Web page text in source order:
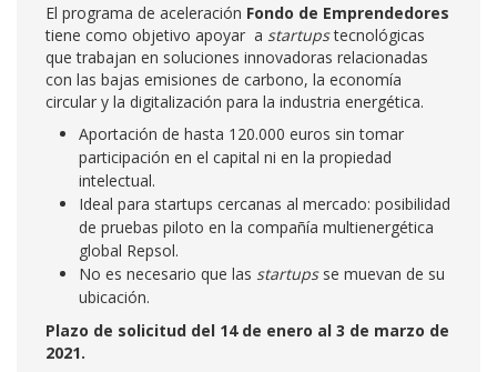
El programa de aceleración Fondo de Emprendedores
tiene como objetivo apoyar a startupstecnológicas
que trabajan en soluciones innovadoras relacionadas
con las bajas emisiones de carbono, la economía
circular y la digitalización para la industria energética.
Aportación de hasta 120.000 euros sin tomar
participación en el capital ni en la propiedad
intelectual.
Ideal para startups cercanas al mercado: posibilidad
de pruebas piloto en la compañía multienergética
global Repsol.
No es necesario que las startupsse muevan de su
ubicación.
Plazo de solicitud del 14 de enero al 3 de marzo de
2021.